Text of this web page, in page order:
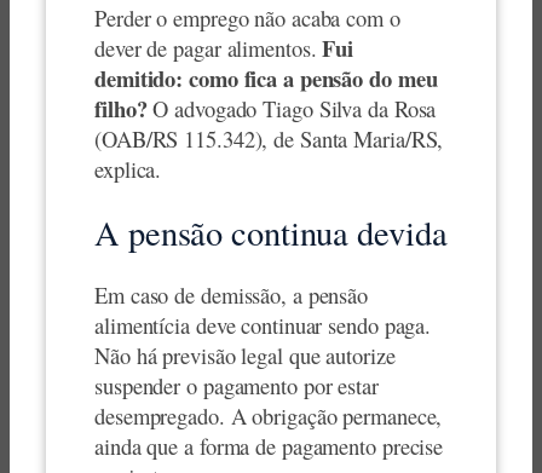
Perder o emprego não acaba com o
dever de pagar alimentos.Fui
demitido: como fica a pensão do meu
filho?O advogado Tiago Silva da Rosa
(OAB/RS 115.342), de Santa Maria/RS,
explica.
A pensão continua devida
Em caso de demissão, a pensão
alimentícia deve continuar sendo paga.
Não há previsão legal que autorize
suspender o pagamento por estar
desempregado. A obrigação permanece,
ainda que a forma de pagamento precise